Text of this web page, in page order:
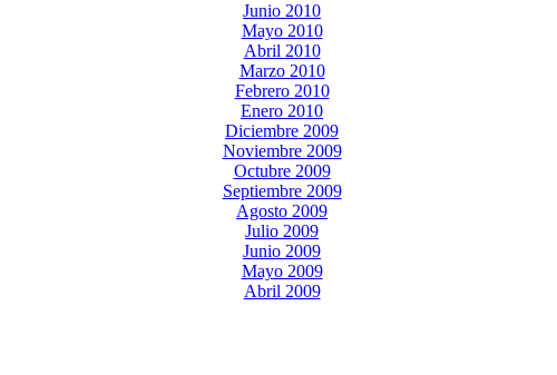
Junio 2010
Mayo 2010
Abril 2010
Marzo 2010
Febrero 2010
Enero 2010
Diciembre 2009
Noviembre 2009
Octubre 2009
Septiembre 2009
Agosto 2009
Julio 2009
Junio 2009
Mayo 2009
Abril 2009